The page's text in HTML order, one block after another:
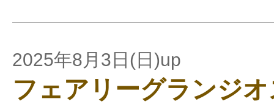
2025年8月3日(日)up
フェアリーグランジ